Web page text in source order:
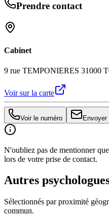
Prendre contact
Cabinet
9 rue TEMPONIERES 31000
Voir sur la carte
Voir le numéro Envoyer
N'oubliez pas de mentionner
lors de votre prise de contact.
Autres
Sélectionnés par proximité
commun.